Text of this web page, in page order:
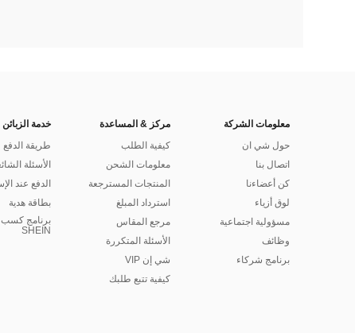
معلومات الشركة
حول شي ان
اتصال بنا
كن أعضاءنا
لوق أزياء
مسؤولية اجتماعية
وظائف
برنامج شركاء
مركز & المساعدة
كيفية الطلب
معلومات الشحن
المنتجات المسترجعة
استرداد المبلغ
مرجع المقاس
الأسئلة المتكررة
شي إن VIP
كيفية تتبع طلبك
خدمة الزبائن
طريقة الدفع
الأسئلة
الدفع عند
بطاقة هدية
برنامج كسب
SHEIN